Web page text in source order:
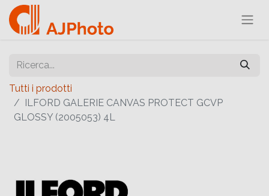
Tutti i prodotti
ILFORD GALERIE CANVAS PROTECT GCVP
GLOSSY (2005053) 4L